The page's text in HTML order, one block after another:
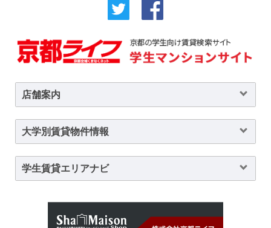
店舗案内
大学別賃貸物件情報
学生賃貸エリアナビ